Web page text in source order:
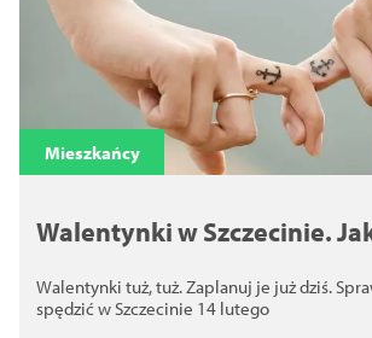
Mieszkańcy
Walentynki w Szczecinie.
Walentynki tuż, tuż. Zaplanuj je już dziś.
spędzić w Szczecinie 14 lutego